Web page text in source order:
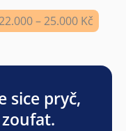
– 25.000 Kč
sice pryč,